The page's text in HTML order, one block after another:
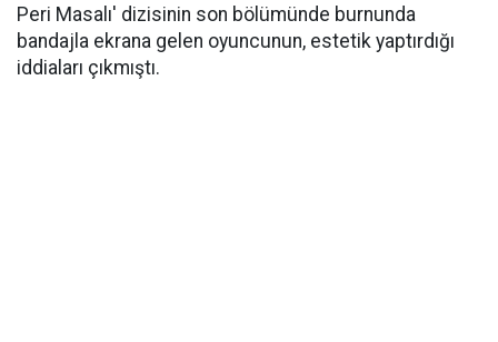
Peri Masalı' dizisinin son bölümünde burnunda
bandajla ekrana gelen oyuncunun, estetik yaptırdığı
iddiaları çıkmıştı.